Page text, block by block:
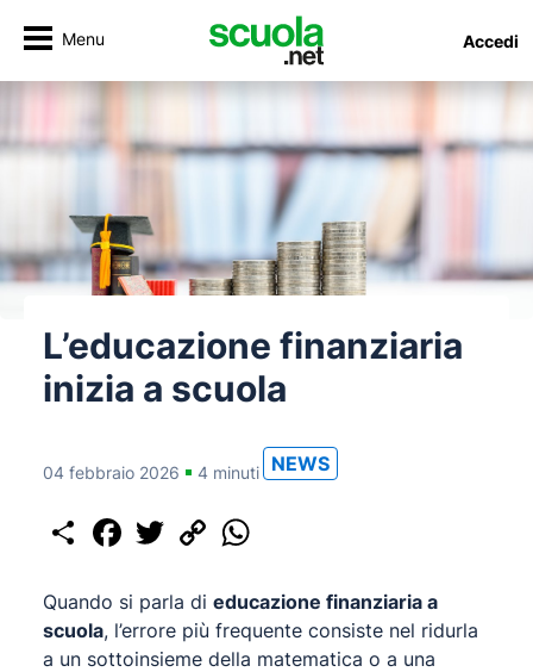
Menu Accedi
L’educazione finanziaria
inizia a scuola
04 febbraio 2026 4 minuti NEWS
Share Facebook
Twitter Copy
Link
Quando si parla di educazione finanziaria a
scuola, l’errore più frequente consiste nel ridurla
a un sottoinsieme della matematica o a una